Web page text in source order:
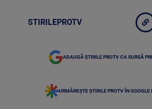
STIRILEPROTV
ADAUGĂ ȘTIRILE PROTV CA SURSĂ
URMĂREȘTE ȘTIRILE PROTV ÎN GOOGLE